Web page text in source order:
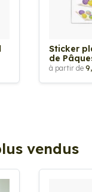
Sticker
de
à partir de
vendus